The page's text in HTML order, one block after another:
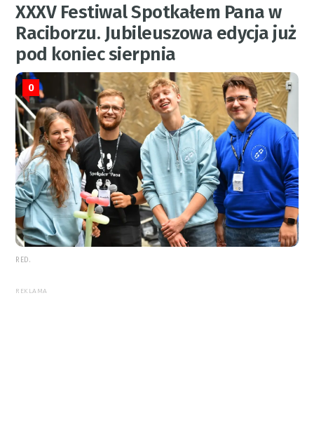
XXXV Festiwal Spotkałem Pana w
Raciborzu. Jubileuszowa edycja już
pod koniec sierpnia
0
RED.
REKLAMA